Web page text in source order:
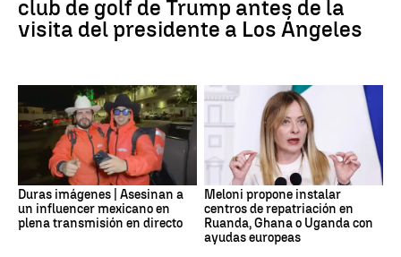
club de golf de Trump antes de la
visita del presidente a Los Ángeles
Duras imágenes | Asesinan a
un influencer mexicano en
plena transmisión en directo
Meloni propone instalar
centros de repatriación en
Ruanda, Ghana o Uganda con
ayudas europeas